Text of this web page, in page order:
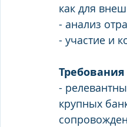
как для
- анализ
- участие и
Требования
-
крупных